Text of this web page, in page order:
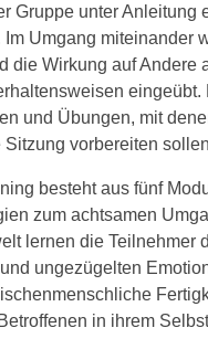
Gruppe unter Anleitung
Im Umgang miteinander
die Wirkung auf Andere
eingeübt.
und Übungen, mit
vorbereiten
besteht aus fünf
zum achtsamen
lernen die Teilnehmer
ungezügelten
in ihrem